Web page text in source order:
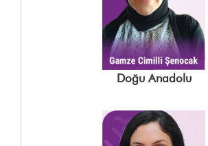
Doğu Anadolu